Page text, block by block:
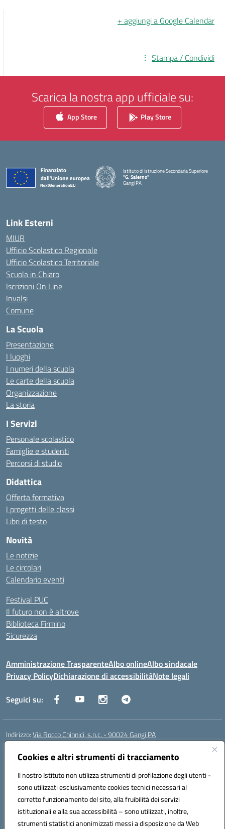
Cookies e altri strumenti di tracciamento
Il nostro Istituto non utilizza strumenti di profilazione degli utenti -
sono utilizzati esclusivamente cookies tecnici necessari al
corretto funzionamento del sito, alla fruibilità dei servizi
istituzionali e alla sua accessibilità – sono utilizzati, inoltre,
strumenti statistici anonimizzati messi a disposizione da Web
+ aggiungi a Google Calendar
Stampa / Condividi
Scarica la nostra app ufficiale su:
App Store Play Store
Istituto di Istruzione Secondaria Superiore
"G. Salerno"
Gangi PA
— Visita la pagina iniziale della scuola
Link Esterni
MIUR
Ufficio Scolastico Regionale
Ufficio Scolastico Territoriale
Scuola in Chiaro
Iscrizioni On Line
Invalsi
Comune
La Scuola
Presentazione
I luoghi
I numeri della scuola
Le carte della scuola
Organizzazione
La storia
I Servizi
Personale scolastico
Famiglie e studenti
Percorsi di studio
Didattica
Offerta formativa
I progetti delle classi
Libri di testo
Novità
Le notizie
Le circolari
Calendario eventi
Festival PUC
Il futuro non è altrove
Biblioteca Firmino
Sicurezza
Amministrazione TrasparenteAlbo onlineAlbo sindacale
Privacy PolicyDichiarazione di accessibilitàNote legali
Seguici su:
Indirizzo:Via Rocco Chinnici, s.n.c. - 90024 Gangi PA
Centralino:
Posta elettronica certificata (PEC):pais01700b@pec.istruzione.it
Codice fiscale: 95005290820
Codice meccanografico:pais01700b
Codice Indice delle Pubbliche Amministrazioni (IPA): istsc_pais01700b
Codice unico di fatturazione (CUF): UFM1W3